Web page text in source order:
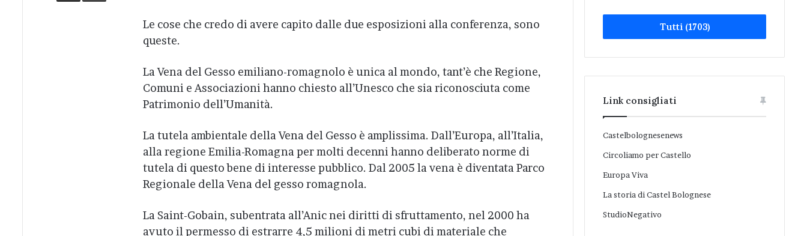
Le cose che credo di avere capito dalle due esposizioni alla conferenza, sono
queste.
La Vena del Gesso emiliano-romagnolo è unica al mondo, tant’è che Regione,
Comuni e Associazioni hanno chiesto all’Unesco che sia riconosciuta come
Patrimonio dell’Umanità.
La tutela ambientale della Vena del Gesso è amplissima. Dall’Europa, all’Italia,
alla regione Emilia-Romagna per molti decenni hanno deliberato norme di
tutela di questo bene di interesse pubblico. Dal 2005 la vena è diventata Parco
Regionale della Vena del gesso romagnola.
La Saint-Gobain, subentrata all’Anic nei diritti di sfruttamento, nel 2000 ha
avuto il permesso di estrarre 4,5 milioni di metri cubi di materiale che
Tutti (1703)
Link consigliati
Castelbolognesenews
Circoliamo per Castello
Europa Viva
La storia di Castel Bolognese
StudioNegativo